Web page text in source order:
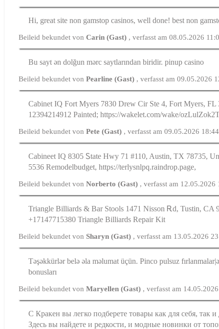
Hi, great site non gamstop casinos, well done! best non
Beileid bekundet vonCarin (Gast) , verfasst am 08.05.2026
Bu sayt ən dolğun mərc saytlarından biridir. pinup casino
Beileid bekundet vonPearline (Gast) , verfasst am 09.05.2026
Cabinet IQ Fort Myers 7830 Drew Cir Ste 4, Fort Myers, FL
12394214912 Painted; https://wakelet.com/wake/
Beileid bekundet vonPete (Gast) , verfasst am 09.05.2026
Cabineet IQ 8305 Ꮪtate Hwy 71 #110, Austin, TX 78735,
5536 Remodelbudget, https://terlysnlpq.raindrop.page,
Beileid bekundet vonNorberto (Gast) , verfasst am 12.05.2026
Triangle Billiards & Bar Stools 1471 Nisson Ꭱd, Tustin, CA
+17147715380 Triangle Billiards Repair Kit
Beileid bekundet vonSharyn (Gast) , verfasst am 13.05.2026
Təşəkkürlər belə əla məlumat üçün. Pinco pulsuz
bonusları
Beileid bekundet vonMaryellen (Gast) , verfasst am
С Кракен вы легко подберете товары как для себя, так
Здесь вы найдете и редкости, и модные новинки от